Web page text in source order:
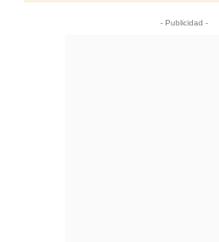
- Publicidad -